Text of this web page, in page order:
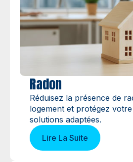
Radon
Réduisez la présence de
logement et protégez
solutions adaptées.
Lire La Suite